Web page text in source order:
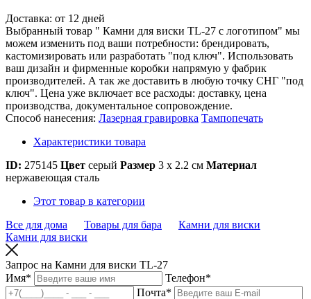
Доставка: от 12 дней
Выбранный товар " Камни для виски TL-27 с логотипом" мы
можем изменить под ваши потребности: брендировать,
кастомизировать или разработать "под ключ". Использовать
ваш дизайн и фирменные коробки напрямую у фабрик
производителей. А так же доставить в любую точку СНГ "под
ключ". Цена уже включает все расходы: доставку, цена
производства, документальное сопровождение.
Способ нанесения: Лазерная гравировка Тампопечать
Характеристики товара
ID: 275145 Цвет серый Размер 3 х 2.2 см Материал
нержавеющая сталь
Этот товар в категории
Все для дома
Товары для бара
Камни для виски
Камни для виски
Запрос на Камни для виски TL-27
Имя* Телефон*
Почта*